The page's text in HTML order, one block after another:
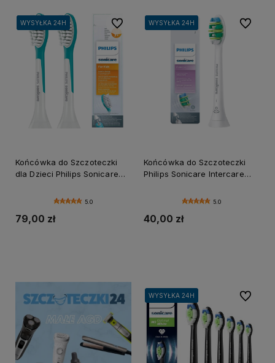
WYSYŁKA 24H
WYSYŁKA 24H
WYSYŁKA 24H
Końcówka do Szczoteczki
dla Dzieci Philips Sonicare
5.0
79,00 zł
Do ulubionychWYSYŁKA 24H
WYSYŁKA 24H
WYSYŁKA 24H
Końcówka do Szczoteczki
Philips Sonicare Intercare
5.0
40,00 zł
Do
WYSYŁKA 24H
WYSYŁKA 24H Do